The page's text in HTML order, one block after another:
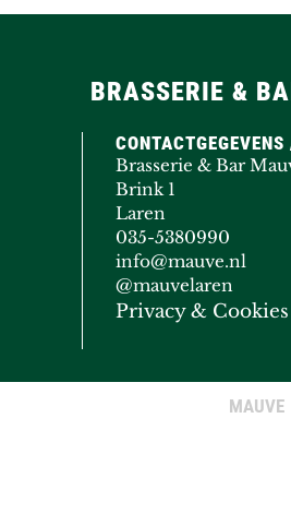
BRASSERIE &
CONTACTGEGEVENS
Brasserie & Bar
Brink 1
Laren
035-5380990
info@mauve.nl
@mauvelaren
Privacy & Cookies
MAUVE